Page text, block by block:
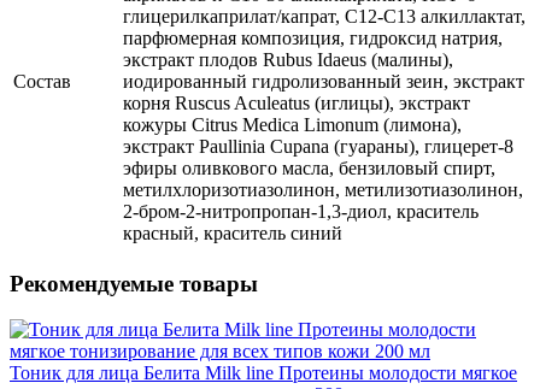
Состав
глицерилкаприлат/капрат, С12-С13 алкиллактат,
парфюмерная композиция, гидроксид натрия,
экстракт плодов Rubus Idaeus (малины),
иодированный гидролизованный зеин, экстракт
корня Ruscus Aculeatus (иглицы), экстракт
кожуры Citrus Medica Limonum (лимона),
экстракт Paullinia Cupana (гуараны), глицерет-8
эфиры оливкового масла, бензиловый спирт,
метилхлоризотиазолинон, метилизотиазолинон,
2-бром-2-нитропропан-1,3-диол, краситель
красный, краситель синий
Рекомендуемые товары
Тоник для лица Белита Milk line Протеины молодости мягкое